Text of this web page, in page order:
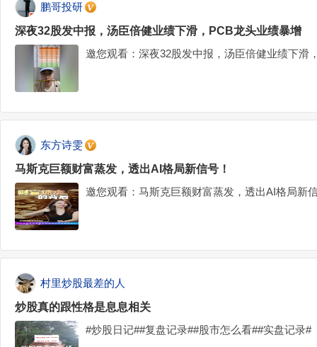
鹏哥投研
深夜32股发中报，汤臣倍健业绩下滑，PCB龙头业绩暴增
邀您观看：深夜32股发中报，汤臣倍健业绩下滑
东方诗雯
马斯克巨额财富蒸发，透出AI格局新信号！
邀您观看：马斯克巨额财富蒸发，透出AI格局新
村里炒股最差的人
炒股真的跟性格是息息相关
#炒股日记##复盘记录##股市怎么看##实盘记录#